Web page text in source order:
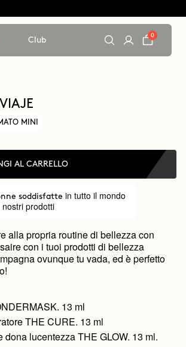
Club
0
MINI
AL CARRELLO
soddisfatte in tutto il mondo
prodotti
alla propria routine di bellezza con
con i tuoi prodotti di bellezza
ovunque tu vada, ed è perfetto
13 ml
THE CURE. 13 ml
lucentezza THE GLOW. 13 ml.